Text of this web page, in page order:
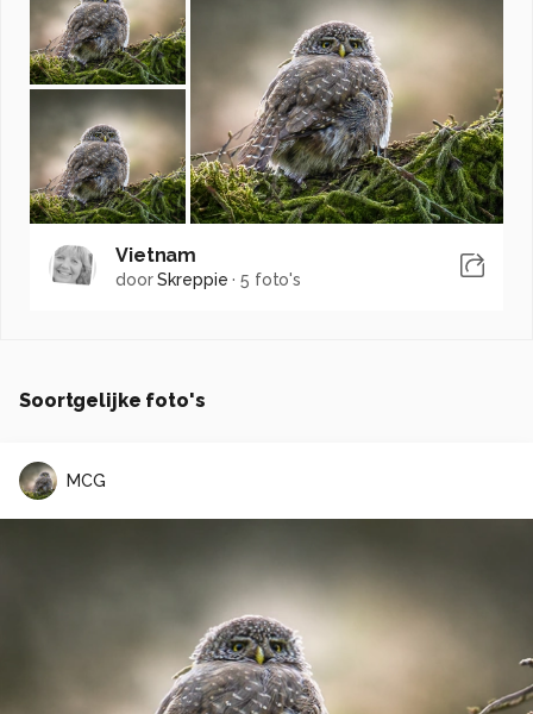
Vietnam
doorSkreppie ·5 foto's
Soortgelijke foto's
MCG